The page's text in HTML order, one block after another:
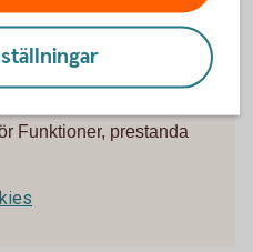
Funktioner, prestanda